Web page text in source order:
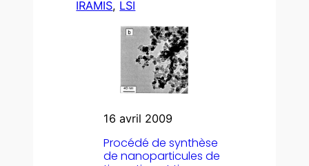
IRAMIS, LSI
16 avril 2009
Procédé de synthèse
de nanoparticules de